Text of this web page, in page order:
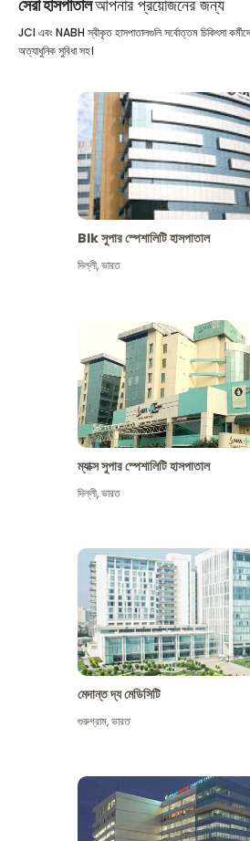
সেরা হাসপাতালআপনার প্রয়োজনের জন্য
JCI এবং NABH স্বীকৃত হাসপাতালগুলি সর্বোত্তম চিকিৎসা
অত্যাধুনিক সুবিধা সহ।
Blk সুপার স্পেশালিটি হাসপাতাল
দিল্লী,ভারত
ম্যাক্স সুপার স্পেশালিটি হাসপাতাল
দিল্লী,ভারত
মেদান্ত দ্য মেডিসিটি
গুরুগ্রাম,ভারত